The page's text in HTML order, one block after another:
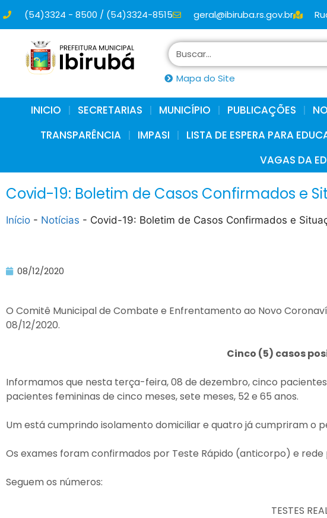
conteúdo(54)3324 - 8500 / (54)3324-8515 geral@ibiruba.rs.gov.br
Mapa do Site
INICIO SECRETARIAS MUNICÍPIO PUBLICAÇÕES
TRANSPARÊNCIA
IMPASI LISTA DE ESPERA PARA
VAGAS DA
Covid-19: Boletim de Casos Confirmados e
Início - Notícias - Covid-19: Boletim de Casos Confirmados e
08/12/2020
O Comitê Municipal de Combate e Enfrentamento ao Novo
08/12/2020.
Cinco (5) casos
Informamos que nesta terça-feira, 08 de dezembro, cinco
pacientes femininas de cinco meses, sete meses, 52 e 65 anos.
Um está cumprindo isolamento domiciliar e quatro já cumpriram o
Os exames foram confirmados por Teste Rápido (anticorpo) e
Seguem os números:
TESTES